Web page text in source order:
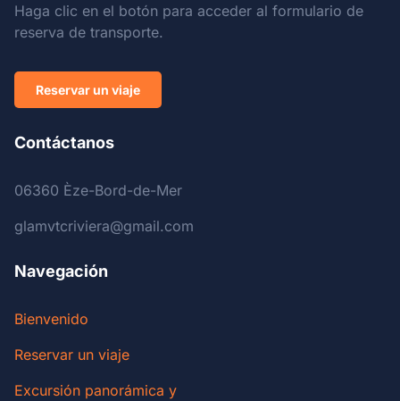
Haga clic en el botón para acceder al formulario de
reserva de transporte.
Reservar un viaje
Contáctanos
06360 Èze-Bord-de-Mer
glamvtcriviera@gmail.com
Navegación
Bienvenido
Reservar un viaje
Excursión panorámica y